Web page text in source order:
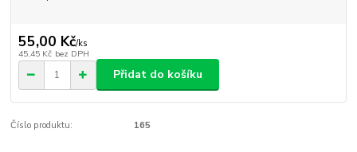
55,00 Kč/ks
45,45 Kč bez DPH
Přidat do košíku
Číslo produktu: 165